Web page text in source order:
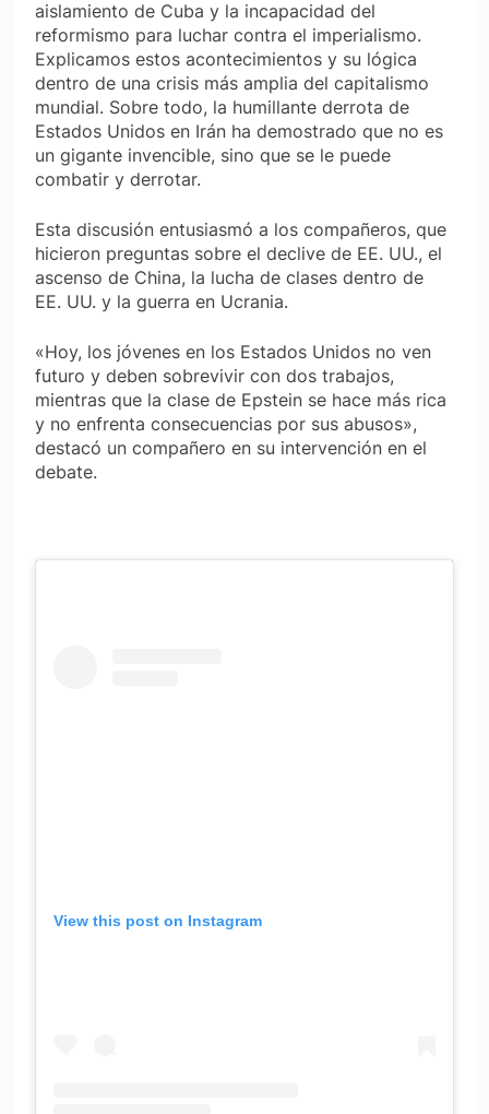
aislamiento de Cuba y la incapacidad del
reformismo para luchar contra el imperialismo.
Explicamos estos acontecimientos y su lógica
dentro de una crisis más amplia del capitalismo
mundial. Sobre todo, la humillante derrota de
Estados Unidos en Irán ha demostrado que no es
un gigante invencible, sino que se le puede
combatir y derrotar.
Esta discusión entusiasmó a los compañeros, que
hicieron preguntas sobre el declive de EE. UU., el
ascenso de China, la lucha de clases dentro de
EE. UU. y la guerra en Ucrania.
«Hoy, los jóvenes en los Estados Unidos no ven
futuro y deben sobrevivir con dos trabajos,
mientras que la clase de Epstein se hace más rica
y no enfrenta consecuencias por sus abusos»,
destacó un compañero en su intervención en el
debate.
View this post on Instagram